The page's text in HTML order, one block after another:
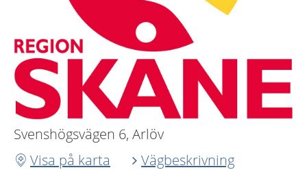
Svenshögsvägen 6, Arlöv
Visa på karta
Vägbeskrivning